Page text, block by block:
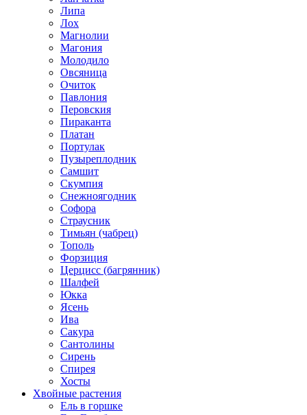
Липа
Лох
Магнолии
Магония
Молодило
Овсяница
Очиток
Павлония
Перовския
Пираканта
Платан
Портулак
Пузыреплодник
Самшит
Скумпия
Снежноягодник
Софора
Страусник
Тимьян (чабрец)
Тополь
Форзиция
Церцисс (багрянник)
Шалфей
Юкка
Ясень
Ива
Сакура
Сантолины
Сирень
Спирея
Хосты
Хвойные растения
Ель в горшке